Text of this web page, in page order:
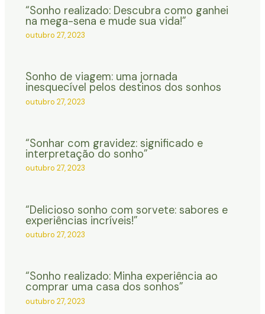
“Sonho realizado: Descubra como ganhei
na mega-sena e mude sua vida!”
outubro 27, 2023
Sonho de viagem: uma jornada
inesquecível pelos destinos dos sonhos
outubro 27, 2023
“Sonhar com gravidez: significado e
interpretação do sonho”
outubro 27, 2023
“Delicioso sonho com sorvete: sabores e
experiências incríveis!”
outubro 27, 2023
“Sonho realizado: Minha experiência ao
comprar uma casa dos sonhos”
outubro 27, 2023